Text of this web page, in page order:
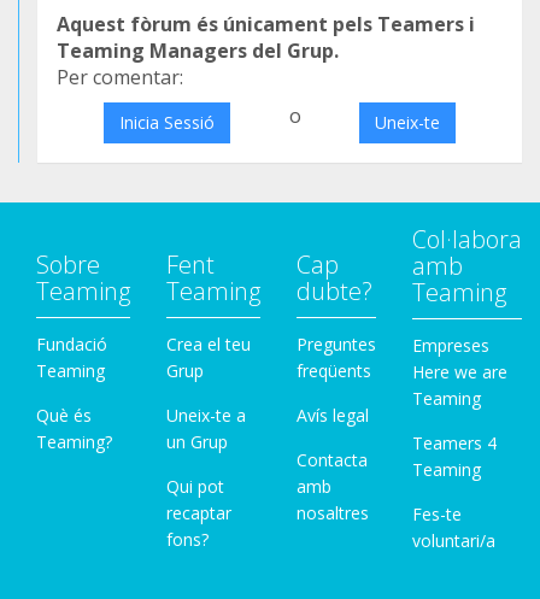
Aquest fòrum és únicament pels Teamers i
Teaming Managers del Grup.
Per comentar:
Inicia Sessió o Uneix-te
Sobre
Teaming
Fundació
Teaming
Què és
Teaming?
Fent
Teaming
Crea el teu
Grup
Uneix-te a
un Grup
Qui pot
recaptar
fons?
Cap
dubte?
Preguntes
freqüents
Avís legal
Contacta
amb
nosaltres
Col·labora
amb
Teaming
Empreses
Here we are
Teaming
Teamers 4
Teaming
Fes-te
voluntari/a